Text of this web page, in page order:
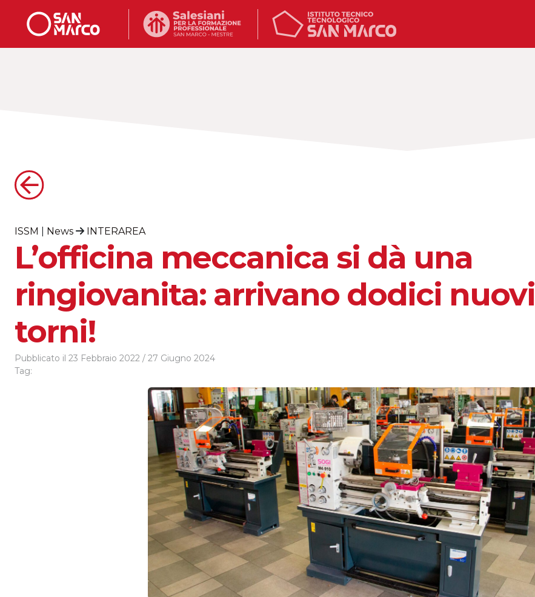
ISSM News INTERAREA
L’officina meccanica si dà una
ringiovanita: arrivano dodici nuovi
torni!
Pubblicato il 23 Febbraio 2022 / 27 Giugno 2024
Tag: